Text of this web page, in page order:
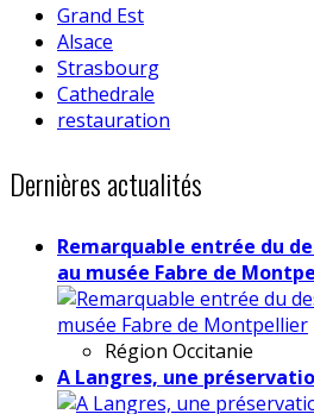
Grand Est
Alsace
Strasbourg
Cathedrale
restauration
Dernières actualités
Remarquable entrée du
au musée Fabre de
Région Occitanie
A Langres, une